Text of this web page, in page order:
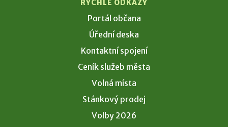
RYCHLÉ ODKAZY
Portál občana
Úřední deska
Kontaktní spojení
Ceník služeb města
Volná místa
Stánkový prodej
Volby 2026